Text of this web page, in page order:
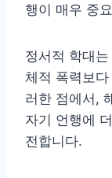
행이 매우 중
정서적 학대
체적 폭력보
러한 점에서,
자기 언행에
전합니다.